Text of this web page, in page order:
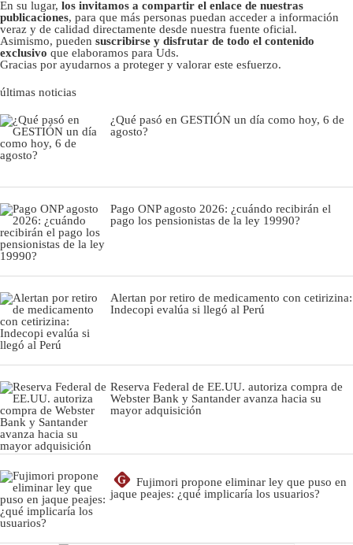
En su lugar, los invitamos a compartir el enlace de nuestras
publicaciones, para que más personas puedan acceder a información
veraz y de calidad directamente desde nuestra fuente oficial.
Asimismo, pueden suscribirse y disfrutar de todo el contenido
exclusivo que elaboramos para Uds.
Gracias por ayudarnos a proteger y valorar este esfuerzo.
últimas noticias
¿Qué pasó en GESTIÓN un día como hoy, 6 de
agosto?
Pago ONP agosto 2026: ¿cuándo recibirán el
pago los pensionistas de la ley 19990?
Alertan por retiro de medicamento con cetirizina:
Indecopi evalúa si llegó al Perú
Reserva Federal de EE.UU. autoriza compra de
Webster Bank y Santander avanza hacia su
mayor adquisición
G
Fujimori propone eliminar ley que puso en
jaque peajes: ¿qué implicaría los usuarios?